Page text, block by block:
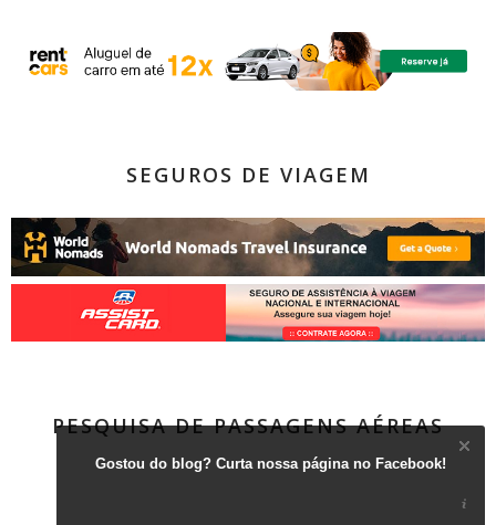
SEGUROS DE VIAGEM
PESQUISA DE PASSAGENS AÉREAS
Gostou do blog? Curta nossa página no Facebook!